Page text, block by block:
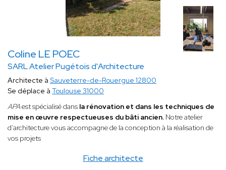
Coline LE POEC
SARL Atelier Pugétois d'Architecture
Fiche architecte
Architecte à Sauveterre-de-Rouergue 12800
Se déplace à Toulouse 31000
APAest spécialisédans la rénovation et dans les techniques de
mise en œuvre respectueuses du bâti ancien. Notre atelier
d’architecture vous accompagne de la conception à la réalisation de
vos projets